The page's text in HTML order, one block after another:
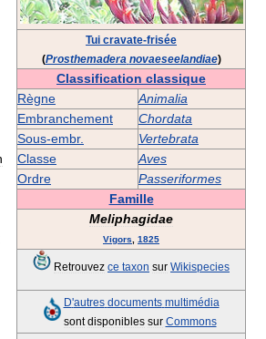
Tui cravate-frisée
(Prosthemadera novaeseelandiae)
Classification classique
Règne
Animalia
Embranchement
Chordata
Sous-embr.
Vertebrata
Classe
Aves
Ordre
Passeriformes
Famille
Meliphagidae
Vigors 1825
Retrouvez ce taxon sur Wikispecies
D'autres documents multimédia
sont disponibles sur Commons